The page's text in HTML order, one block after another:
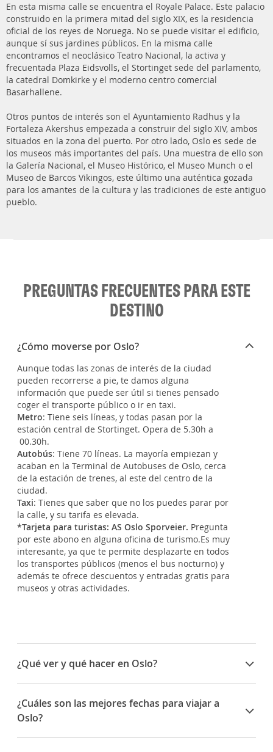
En esta misma calle se encuentra el Royale Palace. Este palacio
construido en la primera mitad del siglo XIX, es la residencia
oficial de los reyes de Noruega. No se puede visitar el edificio,
aunque sí sus jardines públicos. En la misma calle
encontramos el neoclásico Teatro Nacional, la activa y
frecuentada Plaza Eidsvolls, el Stortinget sede del parlamento,
la catedral Domkirke y el moderno centro comercial
Basarhallene.
Otros puntos de interés son el Ayuntamiento Radhus y la
Fortaleza Akershus empezada a construir del siglo XIV, ambos
situados en la zona del puerto. Por otro lado, Oslo es sede de
los museos más importantes del país. Una muestra de ello son
la Galería Nacional, el Museo Histórico, el Museo Munch o el
Museo de Barcos Vikingos, este último una auténtica gozada
para los amantes de la cultura y las tradiciones de este antiguo
pueblo.
PREGUNTAS FRECUENTES PARA ESTE
DESTINO
¿Cómo moverse por Oslo?
Aunque todas las zonas de interés de la ciudad
pueden recorrerse a pie, te damos alguna
información que puede ser útil si tienes pensado
coger el transporte público o ir en taxi.
Metro: Tiene seis líneas, y todas pasan por la
estación central de Stortinget. Opera de 5.30h a
00.30h.
Autobús: Tiene 70 líneas. La mayoría empiezan y
acaban en la Terminal de Autobuses de Oslo, cerca
de la estación de trenes, al este del centro de la
ciudad.
Taxi: Tienes que saber que no los puedes parar por
la calle, y su tarifa es elevada.
*Tarjeta para turistas: AS Oslo Sporveier. Pregunta
por este abono en alguna oficina de turismo.Es muy
interesante, ya que te permite desplazarte en todos
los transportes públicos (menos el bus nocturno) y
además te ofrece descuentos y entradas gratis para
museos y otras actividades.
¿Qué ver y qué hacer en Oslo?
Museo de Barcos Vikingos: ¡Descubre alguno de los
barcos vikingos mejor conservados del mundo!
Pasea entre imponentes buques del siglo IX, con
sus imponentes proas de madera y sus figuras de
¿Cuáles son las mejores fechas para viajar a
Oslo?
Fiesta Nacional del Pueblo Sami(6 de febrero): Es